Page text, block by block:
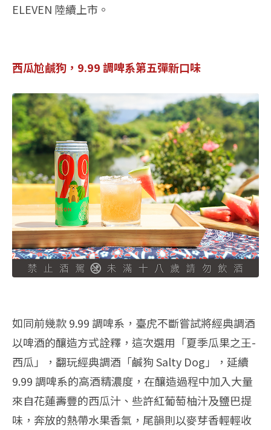
ELEVEN 陸續上市。
西瓜尬鹹狗，9.99 調啤系第五彈新口味
如同前幾款 9.99 調啤系，臺虎不斷嘗試將經典調酒
以啤酒的釀造方式詮釋，這次選用「夏季瓜果之王-
西瓜」，翻玩經典調酒「鹹狗 Salty Dog」，延續
9.99 調啤系的高酒精濃度，在釀造過程中加入大量
來自花蓮壽豐的西瓜汁、些許紅葡萄柚汁及鹽巴提
味，奔放的熱帶水果香氣，尾韻則以麥芽香輕輕收